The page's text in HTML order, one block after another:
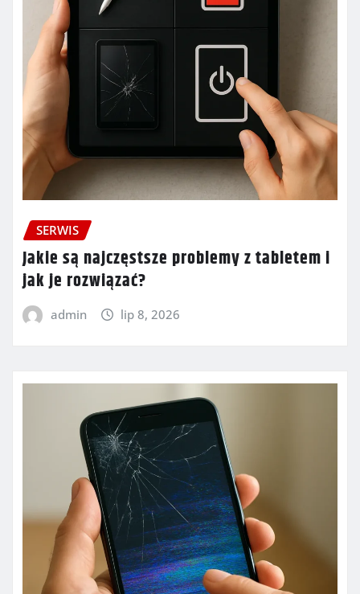
SERWIS
Jakie są najczęstsze problemy z tabletem i
jak je rozwiązać?
admin lip 8, 2026